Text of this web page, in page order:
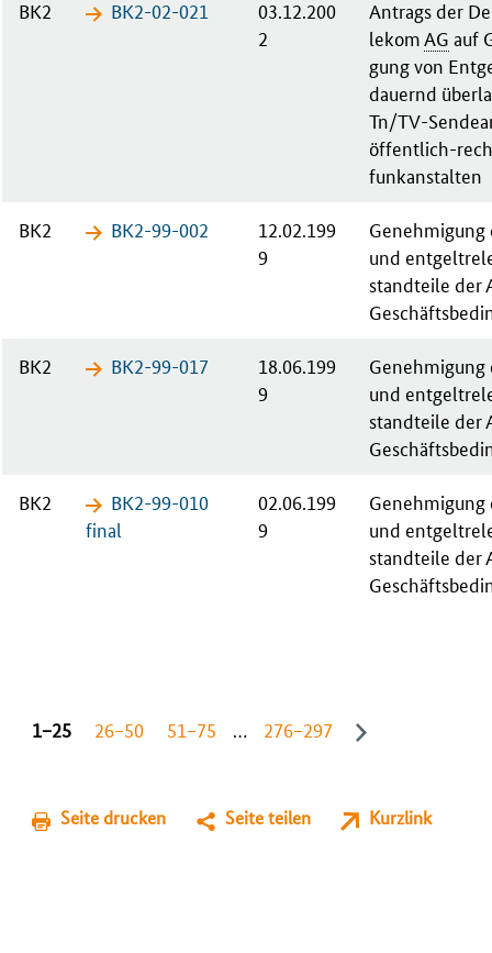
BK2 BK2-02-​021
03.12.200
2
An­trags der
le­komAG auf
gung von
dau­ernd
Tn/TV-
öf­fent­lich-
funk­an­stal­ten
BK2 BK2-99-​002
12.02.199
9
und
stand­tei­le der
BK2 BK2-99-​017
18.06.199
9
und
stand­tei­le der
BK2
BK2-99-​010
fi­nal
02.06.199
9
und
stand­tei­le der
1−25 26−50 51−75 … 276−297
Seite drucken Seite teilen Kurzlink